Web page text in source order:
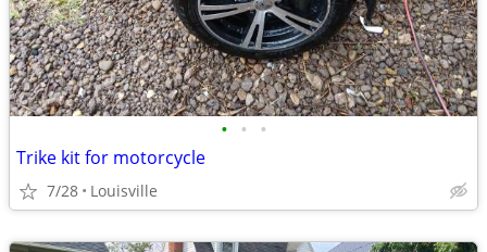
• • •
Trike kit for motorcycle
7/28 Louisville